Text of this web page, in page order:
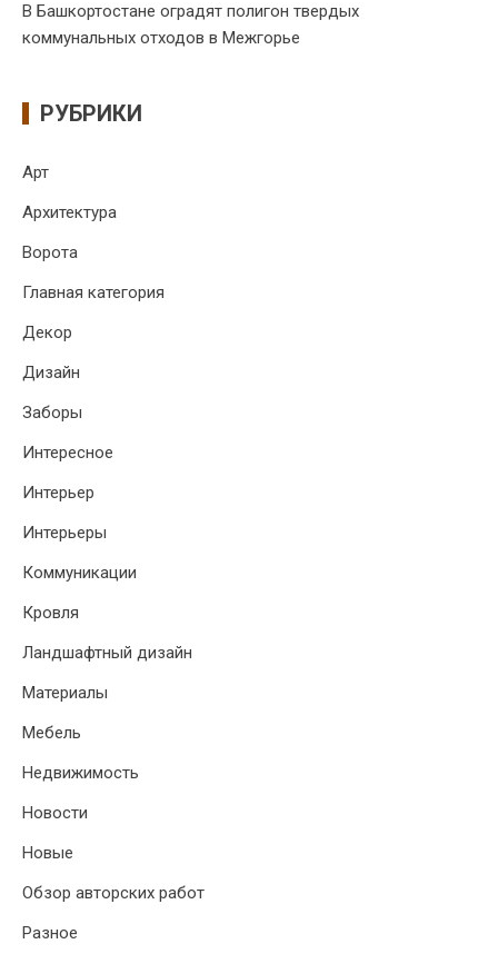
В Башкортостане оградят полигон твердых
коммунальных отходов в Межгорье
РУБРИКИ
Арт
Архитектура
Ворота
Главная категория
Декор
Дизайн
Заборы
Интересное
Интерьер
Интерьеры
Коммуникации
Кровля
Ландшафтный дизайн
Материалы
Мебель
Недвижимость
Новости
Новые
Обзор авторских работ
Разное